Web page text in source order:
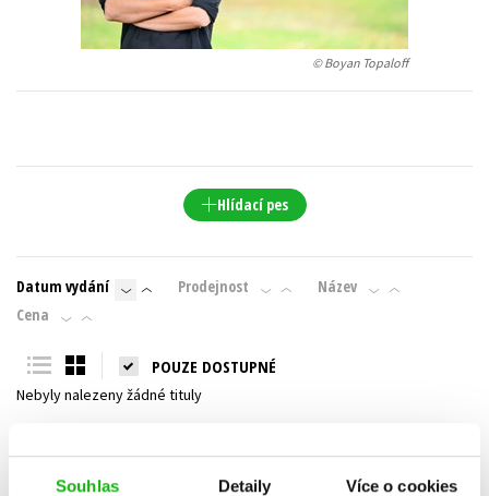
Souhlas Detaily Více o cookies
Young adult (SK)
Zahraniční literatura Zdraví a životní styl
© Boyan Topaloff
Hlídací pes
Datum vydání Prodejnost
Název
Cena
POUZE DOSTUPNÉ
Nebyly nalezeny žádné tituly